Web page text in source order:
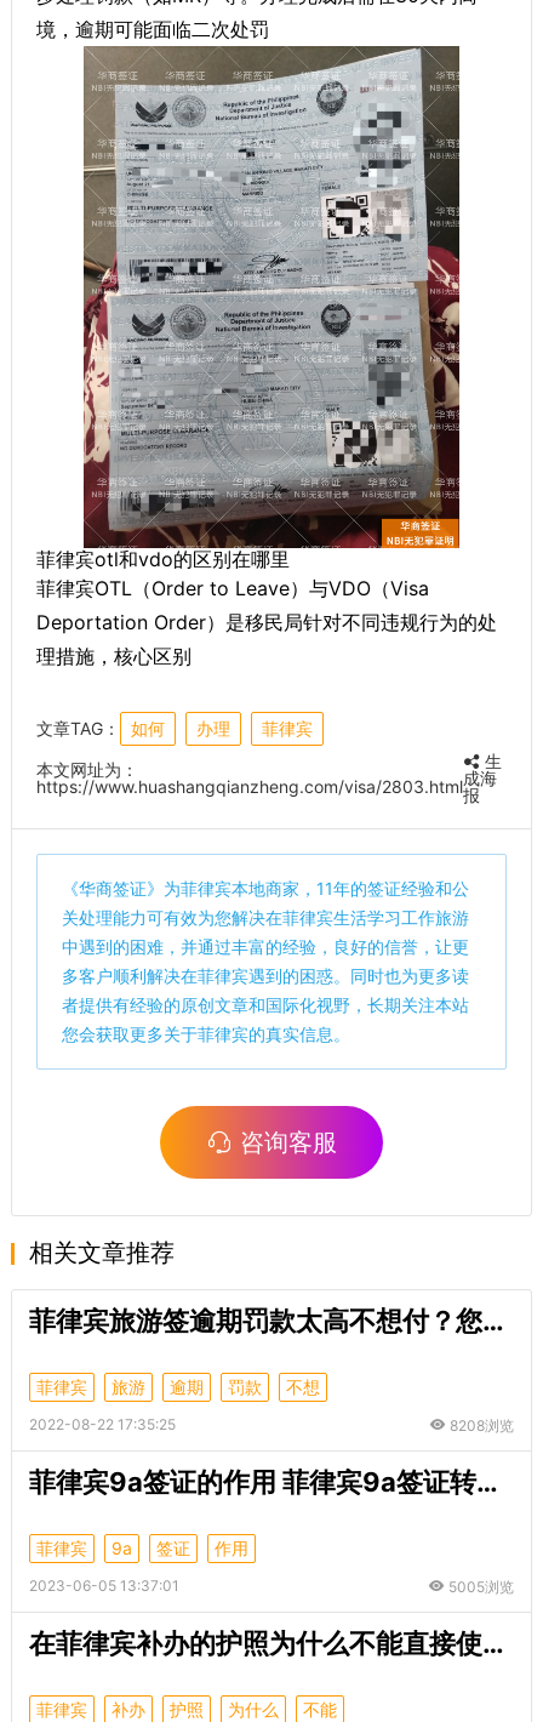
境，逾期可能面临二次处罚
菲律宾otl和vdo的区别在哪里
菲律宾OTL（Order to Leave）与VDO（Visa
Deportation Order）是移民局针对不同违规行为的处
理措施，核心区别
文章TAG： 如何 办理
菲律宾
本文网址为：
https://www.huashangqianzheng.com/visa/2803.html
生
成海
报
《华商签证》为菲律宾本地商家，11年的签证经验和公
关处理能力可有效为您解决在菲律宾生活学习工作旅游
中遇到的困难，并通过丰富的经验，良好的信誉，让更
多客户顺利解决在菲律宾遇到的困惑。同时也为更多读
者提供有经验的原创文章和国际化视野，长期关注本站
您会获取更多关于菲律宾的真实信息。
咨询客服
相关文章推荐
菲律宾旅游签逾期罚款太高不想付？您也可以选择这样回国
菲律宾 旅游 逾期 罚款 不想
2022-08-22 17:35:25 8208浏览
菲律宾9a签证的作用 菲律宾9a签证转9g签证
菲律宾 9a 签证 作用
2023-06-05 13:37:01 5005浏览
在菲律宾补办的护照为什么不能直接使用？
菲律宾 补办 护照 为什么 不能